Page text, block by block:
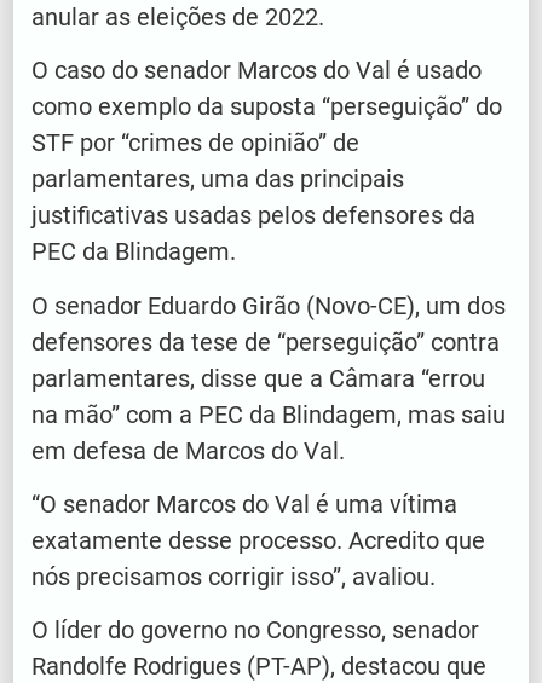
anular as eleições de 2022.
O caso do senador Marcos do Val é usado
como exemplo da suposta “perseguição” do
STF por “crimes de opinião” de
parlamentares, uma das principais
justificativas usadas pelos defensores da
PEC da Blindagem.
O senador Eduardo Girão (Novo-CE), um dos
defensores da tese de “perseguição” contra
parlamentares, disse que a Câmara “errou
na mão” com a PEC da Blindagem, mas saiu
em defesa de Marcos do Val.
“O senador Marcos do Val é uma vítima
exatamente desse processo. Acredito que
nós precisamos corrigir isso”, avaliou.
O líder do governo no Congresso, senador
Randolfe Rodrigues (PT-AP), destacou que